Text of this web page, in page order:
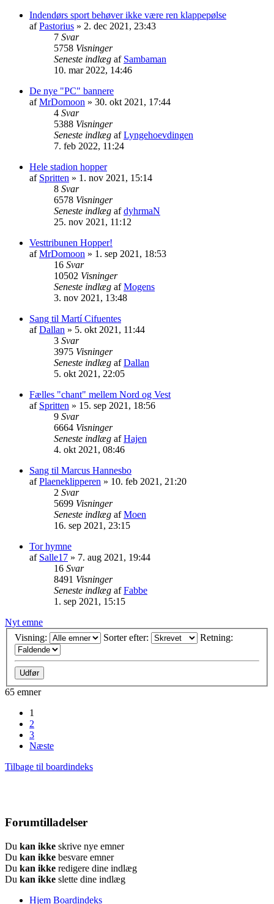
Indendørs sport behøver ikke være ren klappepølse
afPastorius » 2. dec 2021, 23:43
7 Svar
5758 Visninger
Seneste indlæg af Sambaman
10. mar 2022, 14:46
De nye "PC" bannere
afMrDomoon » 30. okt 2021, 17:44
4 Svar
5388 Visninger
Seneste indlæg afLyngehoevdingen
7. feb 2022, 11:24
Hele stadion hopper
af Spritten » 1. nov 2021, 15:14
8 Svar
6578 Visninger
Seneste indlæg afdyhrmaN
25. nov 2021, 11:12
Vesttribunen Hopper!
afMrDomoon » 1. sep 2021, 18:53
16 Svar
10502 Visninger
Seneste indlæg afMogens
3. nov 2021, 13:48
Sang til Martí Cifuentes
afDallan » 5. okt 2021, 11:44
3 Svar
3975 Visninger
Seneste indlæg afDallan
5. okt 2021, 22:05
Fælles "chant" mellem Nord og Vest
af Spritten » 15. sep 2021, 18:56
9 Svar
6664 Visninger
Seneste indlæg afHajen
4. okt 2021, 08:46
Sang til Marcus Hannesbo
afPlaeneklipperen » 10. feb 2021, 21:20
2 Svar
5699 Visninger
Seneste indlæg afMoen
16. sep 2021, 23:15
Tor hymne
af Salle17 » 7. aug 2021, 19:44
16 Svar
8491 Visninger
Seneste indlæg afFabbe
1. sep 2021, 15:15
Nyt emne
Visning:
Sorter efter: Retning:
65 emner
1
2
3
Næste
Tilbage til boardindeks
Forumtilladelser
Du kan ikke skrive nye emner
Du kan ikke besvare emner
Du kan ikke redigere dine indlæg
Du kan ikke slette dine indlæg
Hjem Boardindeks